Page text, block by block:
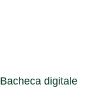
Bacheca digitale